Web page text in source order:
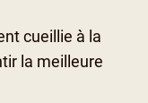
cueillie à la
la meilleure